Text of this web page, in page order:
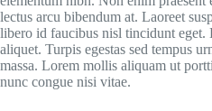
lectus arcu bibendum at. Laoreet
libero id faucibus nisl tincidunt
aliquet. Turpis egestas sed tempus
massa. Lorem mollis aliquam ut
nunc congue nisi vitae.